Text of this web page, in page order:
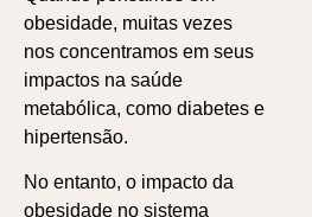
obesidade, muitas vezes
nos concentramos em seus
impactos na saúde
metabólica, como diabetes e
hipertensão.
No entanto, o impacto da
obesidade no sistema